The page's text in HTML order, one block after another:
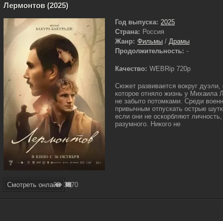
Лермонтов (2025)
Год выпуска: 2025
Страна: Россия
Жанр: Фильмы / Драмы
Продолжительность: -
Качество: WEBRip 720p
Сюжет развивается вокруг дуэли,
которое отняло жизнь у Михаила
не забыто потомками. Среди
привычным отпускать острые
если они не оскорбляют
разумного. Никого не
Смотреть онлайн 3870